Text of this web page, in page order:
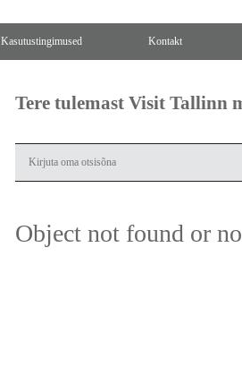
Kasutustingimused Kontakt
Tere tulemast Visit Tallinn
Object not found or